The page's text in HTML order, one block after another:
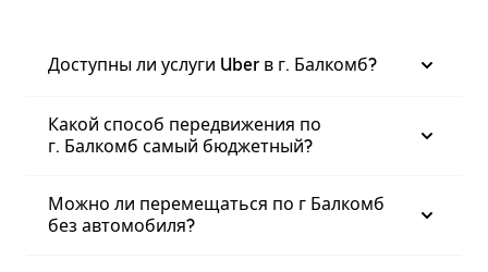
Доступны ли услуги Uber в г. Балкомб?
Какой способ передвижения по
г. Балкомб самый бюджетный?
Можно ли перемещаться по г Балкомб
без автомобиля?